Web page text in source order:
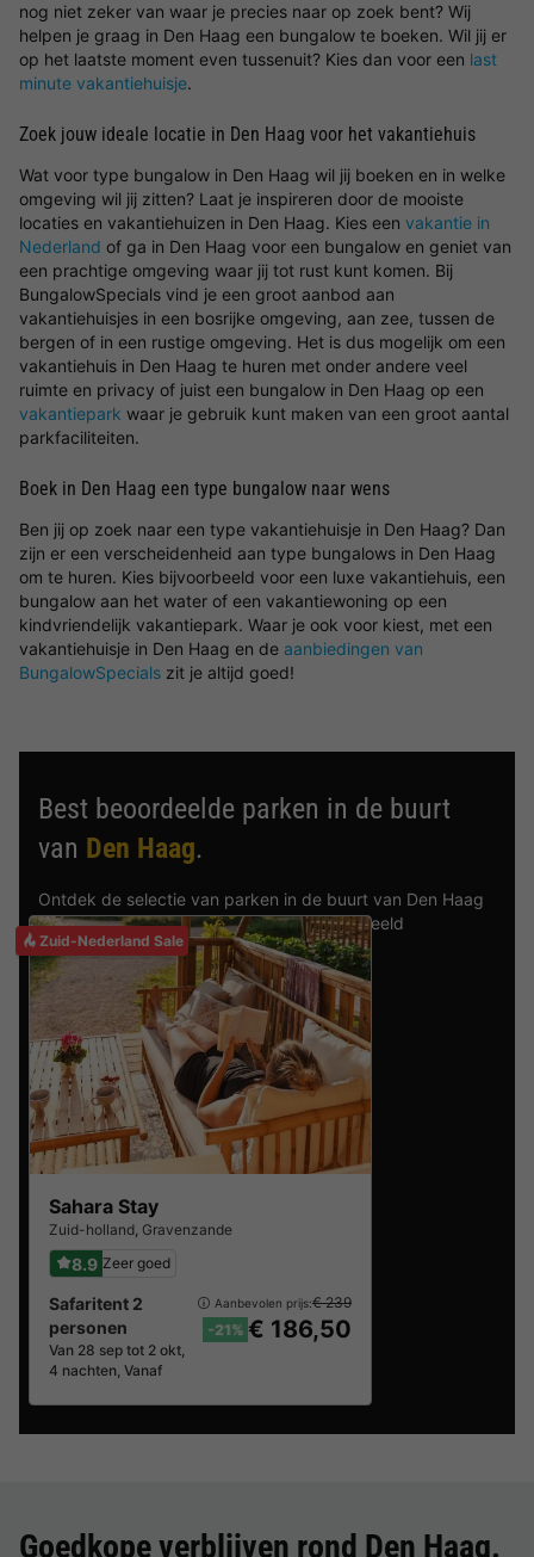
nog niet zeker van waar je precies naar op zoek bent? Wij
helpen je graag in Den Haag een bungalow te boeken. Wil jij er
op het laatste moment even tussenuit? Kies dan voor een last
minute vakantiehuisje.
Zoek jouw ideale locatie in Den Haag voor het vakantiehuis
Wat voor type bungalow in Den Haag wil jij boeken en in welke
omgeving wil jij zitten? Laat je inspireren door de mooiste
locaties en vakantiehuizen in Den Haag. Kies een vakantie in
Nederland of ga in Den Haag voor een bungalow en geniet van
een prachtige omgeving waar jij tot rust kunt komen. Bij
BungalowSpecials vind je een groot aanbod aan
vakantiehuisjes in een bosrijke omgeving, aan zee, tussen de
bergen of in een rustige omgeving. Het is dus mogelijk om een
vakantiehuis in Den Haag te huren met onder andere veel
ruimte en privacy of juist een bungalow in Den Haag op een
vakantiepark waar je gebruik kunt maken van een groot aantal
parkfaciliteiten.
Boek in Den Haag een type bungalow naar wens
Ben jij op zoek naar een type vakantiehuisje in Den Haag? Dan
zijn er een verscheidenheid aan type bungalows in Den Haag
om te huren. Kies bijvoorbeeld voor een luxe vakantiehuis, een
bungalow aan het water of een vakantiewoning op een
kindvriendelijk vakantiepark. Waar je ook voor kiest, met een
vakantiehuisje in Den Haag en de aanbiedingen van
BungalowSpecials zit je altijd goed!
Best beoordeelde parken in de buurt
van Den Haag.
Ontdek de selectie van parken in de buurt van Den Haag
die door onze gasten als beste zijn beoordeeld
Zuid-Nederland Sale
Sahara Stay
Zuid-holland, Gravenzande
8.9 Zeer goed
Safaritent 2
personen
Van 28 sep tot 2 okt,
4 nachten, Vanaf
Aanbevolen prijs:€ 239
-21% € 186,50
Goedkope verblijven rond Den Haag.